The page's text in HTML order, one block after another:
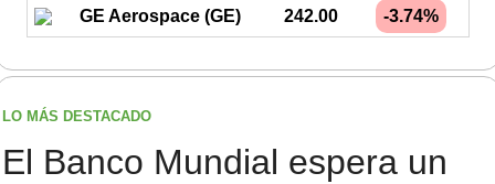
GE Aerospace (GE) 242.00 -3.74%
LO MÁS DESTACADO
El Banco Mundial espera un